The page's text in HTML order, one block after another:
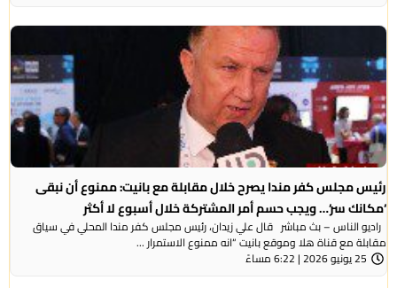
رئيس مجلس كفر مندا يصرح خلال مقابلة مع بانيت: ممنوع أن نبقى
‘مكانك سر‘… ويجب حسم أمر المشتركة خلال أسبوع لا أكثر
راديو الناس – بث مباشر قال علي زيدان، رئيس مجلس كفر مندا المحلي في سياق
مقابلة مع قناة هلا وموقع بانيت “انه ممنوع الاستمرار ...
25 يونيو 2026 | 6:22 مساءً